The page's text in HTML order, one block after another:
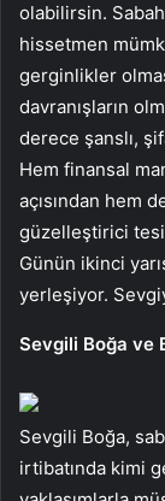
olabilirsin.
hissetmen
gerginlikler
davranışların
derece şanslı,
Hem finansal
açısından hem
güzelleştirici
Günün ikinci
yerleşiyor.
Sevgili Boğa ve
Sevgili Boğa,
irtibatında kimi